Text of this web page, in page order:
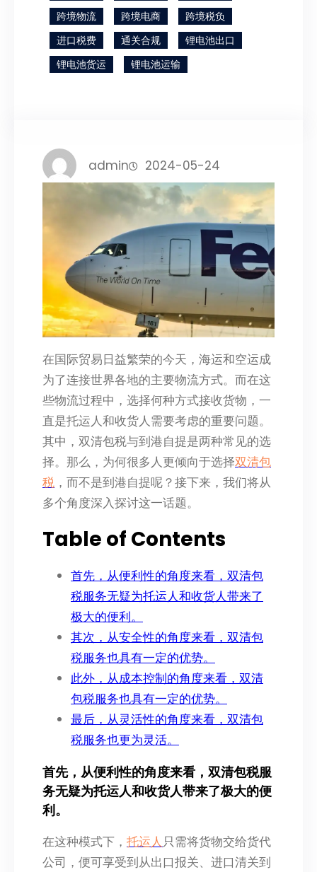
跨境物流
跨境电商
跨境税负
进口税费
通关合规
锂电池出口
锂电池货运
锂电池运输
admin 2024-05-24
在国际贸易日益繁荣的今天，海运和空运成
为了连接世界各地的主要物流方式。而在这
些物流过程中，选择何种方式接收货物，一
直是托运人和收货人需要考虑的重要问题。
其中，双清包税与到港自提是两种常见的选
择。那么，为何很多人更倾向于选择双清包
税 ，而不是到港自提呢？接下来，我们将从
多个角度深入探讨这一话题。
Table of Contents
首先，从便利性的角度来看，双清包
税服务无疑为托运人和收货人带来了
极大的便利。
其次，从安全性的角度来看，双清包
税服务也具有一定的优势。
此外，从成本控制的角度来看，双清
包税服务也具有一定的优势。
最后，从灵活性的角度来看，双清包
税服务也更为灵活。
首先，从便利性的角度来看，双清包税服
务无疑为托运人和收货人带来了极大的便
利。
在这种模式下， 托运人只需将货物交给货代
公司，便可享受到从出口报关、进口清关到